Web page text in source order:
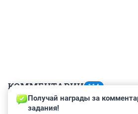
КОММЕНТАРИИ 114
Гость
Получай награды за
задания!